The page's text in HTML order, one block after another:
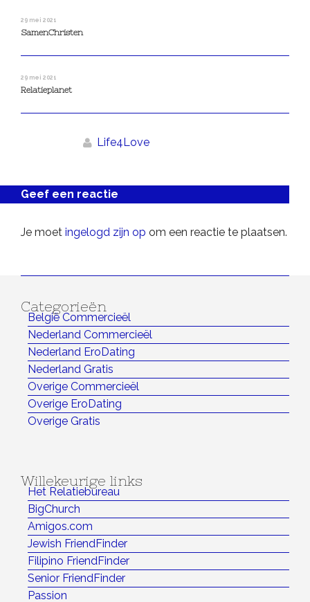
29 mei 2021
SamenChristen
29 mei 2021
Relatieplanet
Life4Love
Geef een reactie
Je moet ingelogd zijn op om een reactie te plaatsen.
Categorieën
België Commercieël
Nederland Commercieël
Nederland EroDating
Nederland Gratis
Overige Commercieël
Overige EroDating
Overige Gratis
Willekeurige links
Het Relatiebureau
BigChurch
Amigos.com
Jewish FriendFinder
Filipino FriendFinder
Senior FriendFinder
Passion